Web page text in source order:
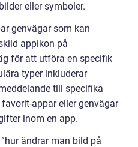
eller symboler.
genvägar som kan
appikon på
för att utföra en specifik
typer inkluderar
till specifika
appar eller genvägar
inom en app.
ändrar man bild på